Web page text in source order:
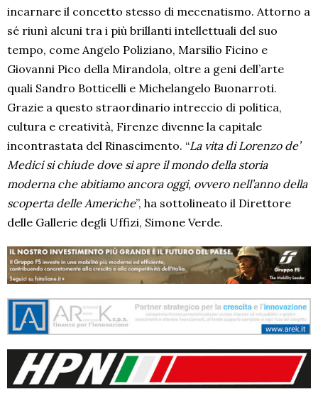
incarnare il concetto stesso di mecenatismo. Attorno a
sé riunì alcuni tra i più brillanti intellettuali del suo
tempo, come Angelo Poliziano, Marsilio Ficino e
Giovanni Pico della Mirandola, oltre a geni dell’arte
quali Sandro Botticelli e Michelangelo Buonarroti.
Grazie a questo straordinario intreccio di politica,
cultura e creatività, Firenze divenne la capitale
incontrastata del Rinascimento. “La vita di Lorenzo de’
Medici si chiude dove si apre il mondo della storia
moderna che abitiamo ancora oggi, ovvero nell’anno della
scoperta delle Americhe”, ha sottolineato il Direttore
delle Gallerie degli Uffizi, Simone Verde.